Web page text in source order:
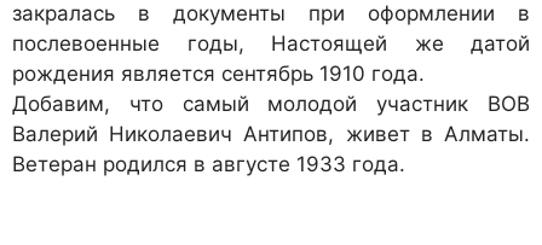
закралась в документы при оформлении в
послевоенные годы, Настоящей же датой
рождения является сентябрь 1910 года.
Добавим, что самый молодой участник ВОВ
Валерий Николаевич Антипов, живет в Алматы.
Ветеран родился в августе 1933 года.